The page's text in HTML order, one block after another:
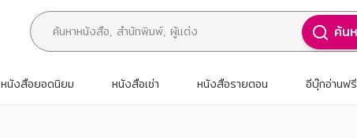
ค้น
หนังสือยอดนิยม หนังสือเช่า หนังสือรายตอน อีบุ๊กอ่านฟรี